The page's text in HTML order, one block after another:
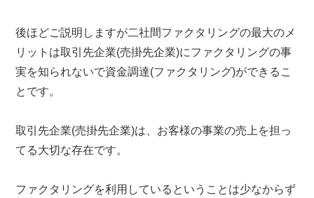
後ほどご説明しますが二社間ファクタリングの最大のメ
リットは取引先企業(売掛先企業)にファクタリングの事
実を知られないで資金調達(ファクタリング)ができるこ
とです。
取引先企業(売掛先企業)は、お客様の事業の売上を担っ
てる大切な存在です。
ファクタリングを利用しているということは少なからず